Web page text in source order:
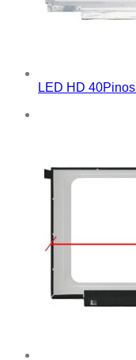
LED HD 40Pinos